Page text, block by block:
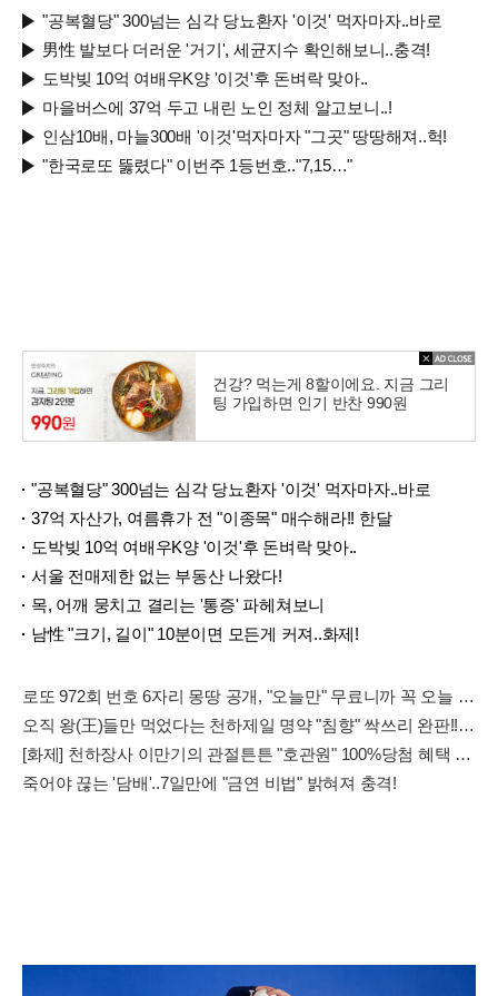
"공복혈당" 300넘는 심각 당뇨환자 '이것' 먹자마자..바로
男性 발보다 더러운 '거기', 세균지수 확인해보니..충격!
도박빚 10억 여배우K양 '이것'후 돈벼락 맞아..
마을버스에 37억 두고 내린 노인 정체 알고보니..!
인삼10배, 마늘300배 '이것'먹자마자 "그곳" 땅땅해져..헉!
"한국로또 뚫렸다" 이번주 1등번호.."7,15…"
건강? 먹는게 8할이에요. 지금 그리
팅 가입하면 인기 반찬 990원
"공복혈당" 300넘는 심각 당뇨환자 '이것' 먹자마자..바로
37억 자산가, 여름휴가 전 "이종목" 매수해라!! 한달
도박빚 10억 여배우K양 '이것'후 돈벼락 맞아..
서울 전매제한 없는 부동산 나왔다!
목, 어깨 뭉치고 결리는 '통증' 파헤쳐보니
남性 "크기, 길이" 10분이면 모든게 커져..화제!
로또 972회 번호 6자리 몽땅 공개, "오늘만" 무료니까 꼭 오늘 확인하세요.
오직 왕(王)들만 먹었다는 천하제일 명약 "침향" 싹쓰리 완판!! 왜 난리났나 봤더니..경악!
[화제] 천하장사 이만기의 관절튼튼 "호관원" 100%당첨 혜택 난리나!!
죽어야 끊는 '담배'..7일만에 "금연 비법" 밝혀져 충격!